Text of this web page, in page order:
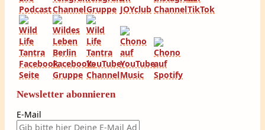
Newsletter abonnieren
E-Mail